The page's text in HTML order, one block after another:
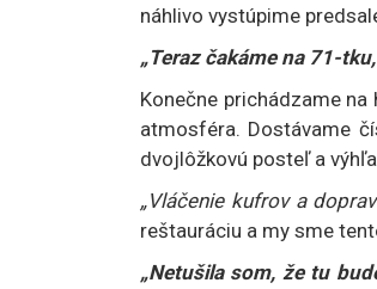
náhlivo vystúpime
„Teraz čakáme na 71-
Konečne prichádzame
atmosféra. Dostávame
dvojlôžkovú posteľ a
„Vláčenie kufrov a
reštauráciu a my sme
„Netušila som, že tu